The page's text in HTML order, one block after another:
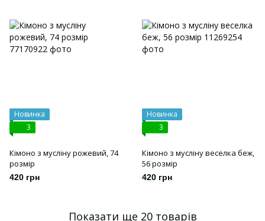
Новинка
3
Кімоно з мусліну рожевий, 74
розмір
420 грн
Новинка
3
Кімоно з мусліну веселка беж,
56 розмір
420 грн
Показати ще 20 товарів